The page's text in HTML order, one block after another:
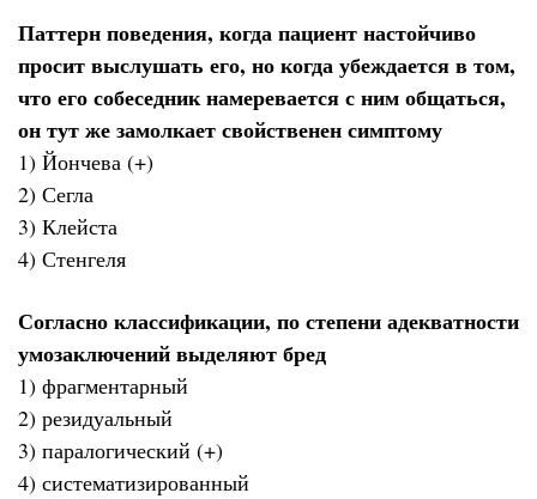
Паттерн поведения, когда пациент настойчиво
просит выслушать его, но когда убеждается в том,
что его собеседник намеревается с ним общаться,
он тут же замолкает свойственен симптому
1) Йончева (+)
2) Сегла
3) Клейста
4) Стенгеля
Согласно классификации, по степени адекватности
умозаключений выделяют бред
1) фрагментарный
2) резидуальный
3) паралогический (+)
4) систематизированный